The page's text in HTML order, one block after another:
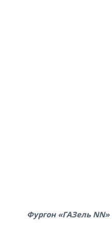
Фургон «ГАЗель